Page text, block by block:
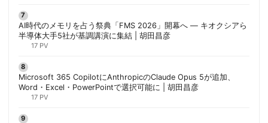
AI時代のメモリを占う祭典「FMS 2026」開幕へ ― キオクシアら
半導体大手5社が基調講演に集結 | 胡田昌彦
17 PV
Microsoft 365 CopilotにAnthropicのClaude Opus 5が追加、
Word・Excel・PowerPointで選択可能に | 胡田昌彦
17 PV